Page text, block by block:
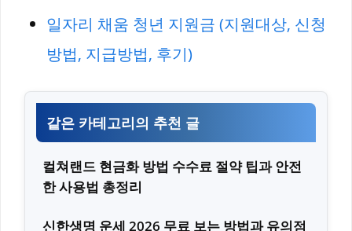
일자리 채움 청년 지원금 (지원대상, 신청
방법, 지급방법, 후기)
같은 카테고리의 추천 글
컬쳐랜드 현금화 방법 수수료 절약 팁과 안전
한 사용법 총정리
신한생명 운세 2026 무료 보는 방법과 유의점